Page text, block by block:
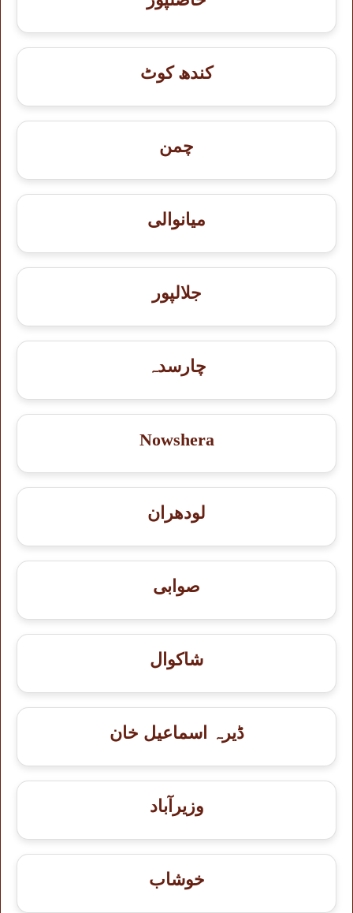
کندھ کوٹ
چمن
میانوالی
جلالپور
چارسدہ
Nowshera
لودھران
صوابی
شاكوال
ڈیرہ اسماعیل خان
وزیرآباد
خوشاب